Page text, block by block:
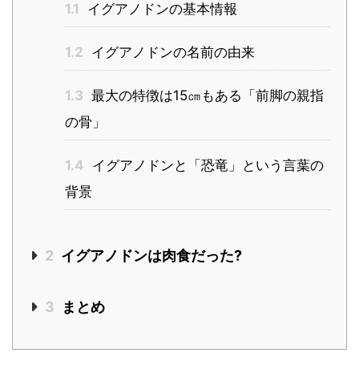
1.1 イグアノドンの基本情報
1.2 イグアノドンの名前の由来
1.3 最大の特徴は15㎝もある「前脚の親指
の骨」
1.4 イグアノドンと「恐竜」という言葉の
背景
2 イグアノドンは肉食だった?
3 まとめ